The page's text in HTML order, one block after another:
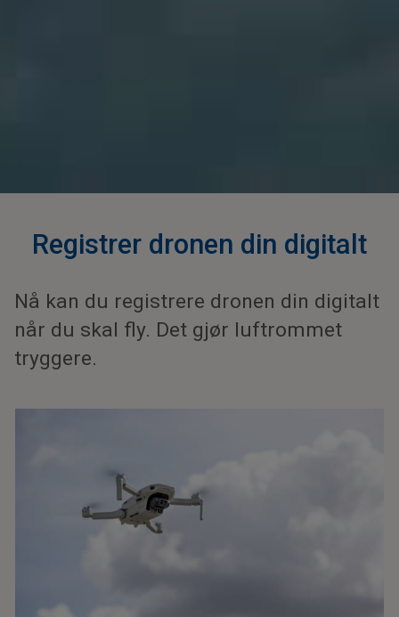
Registrer dronen din digitalt
Nå kan du registrere dronen din digitalt
når du skal fly. Det gjør luftrommet
tryggere.